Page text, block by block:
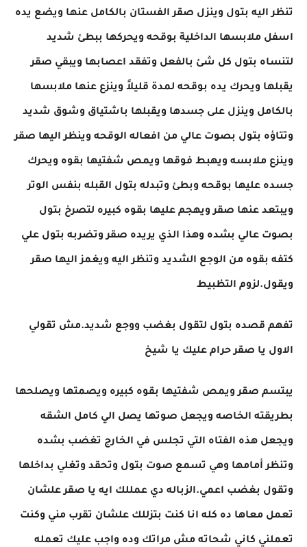
تنظر اليه بتول وينزل صقر الفستان بالكامل عنها ويضع يده
اسفل ملابسها الداخلية بوقحه ويحركها ببطئ شديد
لتنساه بتول كل شئ بالفعل وتفقد اعصابها ويبقي صقر
يقبلها ويحرك يده بوقحه لمدة قليلاً وينزع عنها ملابسها
بالكامل وينزل على جسدها ويقبلها باشتياق وشوق شديد
وتتاؤه بتول بصوت عالي من افعاله الوقحه وينظر اليها صقر
وينزع ملابسه ويهبط فوقها ويمص شفتيها بقوه ويحرك
جسده عليها بوقحه وبطئ وتبدله بتول القبله بنفس الوتر
ويبتعد عنها صقر ويهجم عليها بقوه كبيره لتصرخ بتول
بصوت عالي بشده وهذا الذي يريده صقر وتضربه بتول علي
كتفه بقوه من الوجع الشديد وتنظر اليه ويغمز اليها صقر
ويقول.لزوم التظبيط
تفهم قصده بتول لتقول بغضب ووجع شديد.مش تقولي
الاول يا صقر حرام عليك يا شيخ
يبتسم صقر ويمص شفتيها بقوه كبيره ويصمتها ويصلحها
بطريقته الخاصه ويجعل صوتها يصل الي كامل الشقه
ويجعل هذه الفتاه التي تجلس في الخارج تغضب بشده
وتنظر أمامها وهي تسمع صوت بتول وتحقد وتغلي بداخلها
وتقول بغضب اعمي.الزباله دي عمللك ايه يا صقر علشان
تعمل معاها ده كله انا كنت بتزللك علشان تقرب مني وكنت
تعملني كاني شحاته مش مراتك وده واجب عليك تعمله